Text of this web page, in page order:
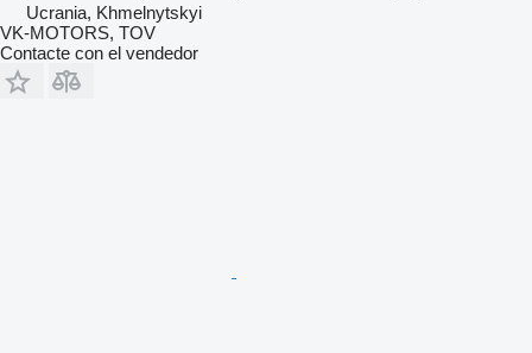
Ucrania, Khmelnytskyi
VK-MOTORS, TOV
Contacte con el vendedor